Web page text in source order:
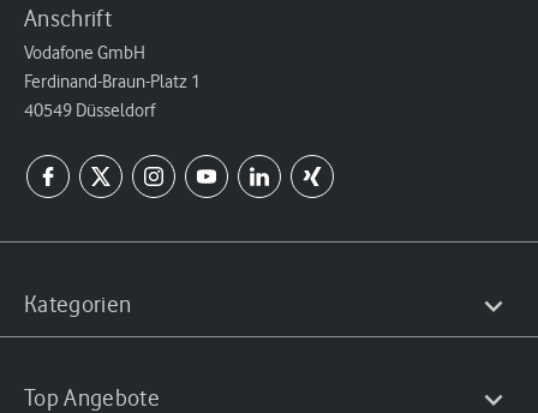
Anschrift
Vodafone GmbH
Ferdinand-Braun-Platz 1
40549 Düsseldorf
Kategorien
Top Angebote